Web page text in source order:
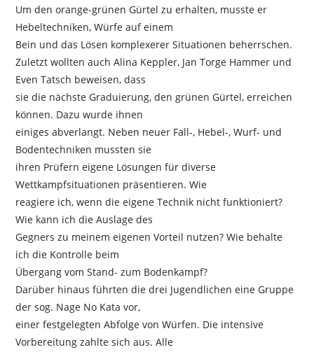
Um den orange-grünen Gürtel zu erhalten, musste er
Hebeltechniken, Würfe auf einem
Bein und das Lösen komplexerer Situationen beherrschen.
Zuletzt wollten auch Alina Keppler, Jan Torge Hammer und
Even Tatsch beweisen, dass
sie die nächste Graduierung, den grünen Gürtel, erreichen
können. Dazu wurde ihnen
einiges abverlangt. Neben neuer Fall-, Hebel-, Wurf- und
Bodentechniken mussten sie
ihren Prüfern eigene Lösungen für diverse
Wettkampfsituationen präsentieren. Wie
reagiere ich, wenn die eigene Technik nicht funktioniert?
Wie kann ich die Auslage des
Gegners zu meinem eigenen Vorteil nutzen? Wie behalte
ich die Kontrolle beim
Übergang vom Stand- zum Bodenkampf?
Darüber hinaus führten die drei Jugendlichen eine Gruppe
der sog. Nage No Kata vor,
einer festgelegten Abfolge von Würfen. Die intensive
Vorbereitung zahlte sich aus. Alle